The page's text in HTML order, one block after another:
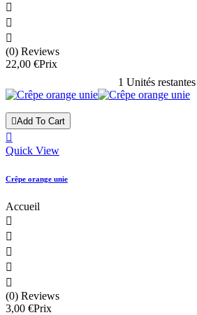



(0) Reviews
22,00 €Prix
1 Unités restantes
Add To Cart

Quick View
Crêpe orange unie
Accueil





(0) Reviews
3,00 €Prix